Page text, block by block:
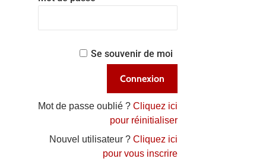
Se souvenir de moi
Mot de passe oublié ?Cliquez ici
pour réinitialiser
Nouvel utilisateur ?Cliquez ici
pour vous inscrire